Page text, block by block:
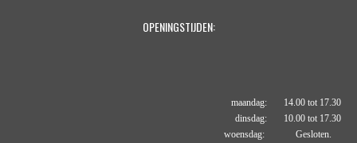
OPENINGSTIJDEN:
maandag: 14.00 tot 17.30
dinsdag: 10.00 tot 17.30
woensdag: Gesloten.